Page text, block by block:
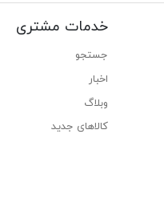
خدمات مشتری
جستجو
اخبار
وبلاگ
کالاهای جدید